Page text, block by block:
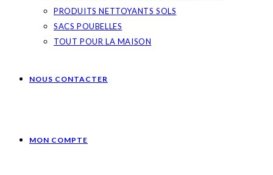
PRODUITS NETTOYANTS SOLS
SACS POUBELLES
TOUT POUR LA MAISON
NOUS CONTACTER
MON COMPTE